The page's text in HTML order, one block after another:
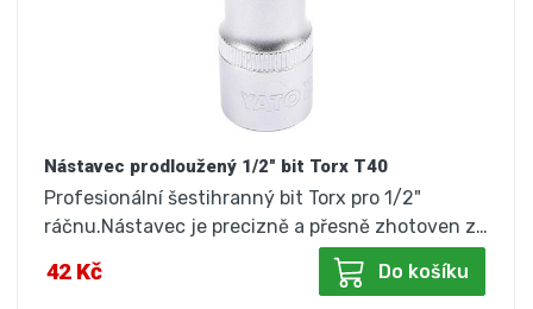
Nástavec prodloužený 1/2" bit Torx T40
Profesionální šestihranný bit Torx pro 1/2"
ráčnu.Nástavec je precizně a přesně zhotoven z…
42 Kč Do košíku